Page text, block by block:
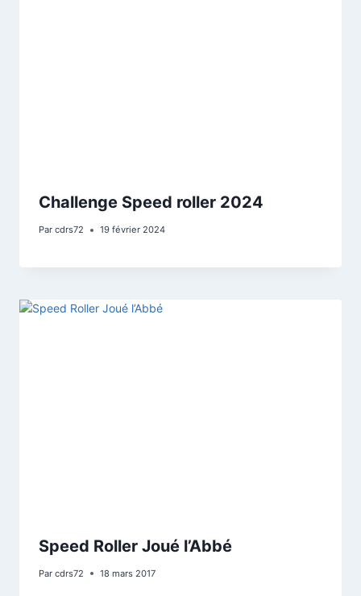
Challenge Speed roller 2024
Par cdrs72 19 février 2024
Speed Roller Joué l’Abbé
Par cdrs72 18 mars 2017